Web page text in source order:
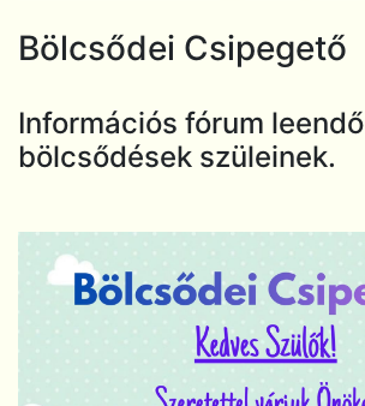
Bölcsődei Csipegető
Információs fórum leendő
bölcsődések szüleinek.